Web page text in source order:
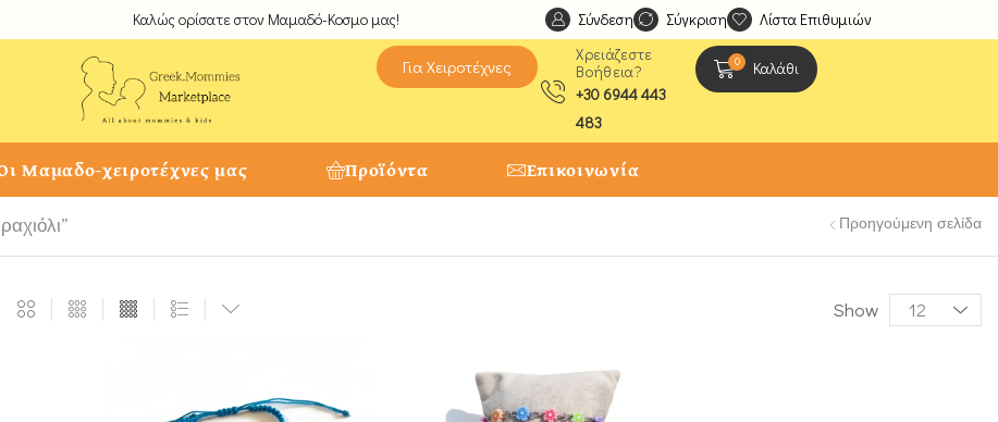
Καλώς ορίσατε στον Μαμαδό-Κοσμο μας! Ανακαλύψτε μοναδικές δημιουργίες από τους
Σύνδεση Σύγκριση Λίστα Επιθυμιών
Για Χειροτέχνες
Χρειάζεστε
Βοήθεια?
+30 6944 443
483
0 Καλάθι
Μαμαδο-χειροτέχνες μας Προϊόντα Επικοινωνία
Προηγούμενη σελίδα
Show